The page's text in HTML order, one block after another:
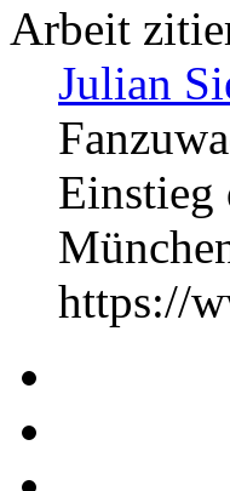
Arbeit
Julian
Einstieg
https://